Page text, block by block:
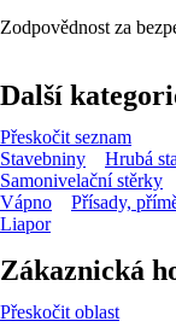
Zodpovědnost za
Další
Přeskočit seznam
Stavebniny
Hrubá
Samonivelační stěrky
Vápno
Přísady,
Liapor
Zákaznická
Přeskočit oblast